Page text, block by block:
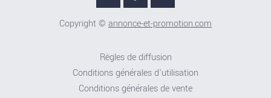
Copyright © annonce-et-promotion.com
Règles de diffusion
Conditions générales d'utilisation
Conditions générales de vente